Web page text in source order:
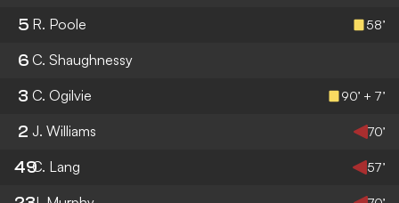
5 R. Poole 58’
6 C. Shaughnessy
3 C. Ogilvie 90’ + 7’
2 J. Williams 70’
49C. Lang 57’